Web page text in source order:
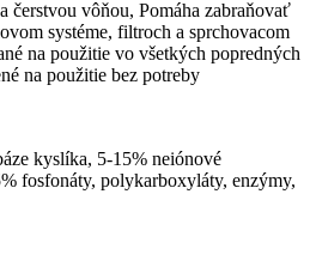
čerstvou vôňou, Pomáha zabraňovať
systéme, filtroch a sprchovacom
na použitie vo všetkých popredných
na použitie bez potreby
kyslíka, 5-15% neiónové
fosfonáty, polykarboxyláty, enzýmy,